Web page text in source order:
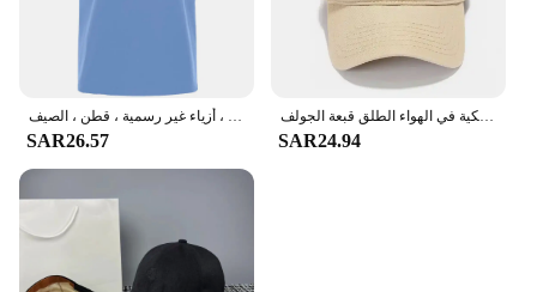
SAR26.57 SAR24.94